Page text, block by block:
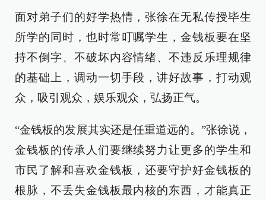
面对弟子们的好学热情，张徐在无私传授毕生
所学的同时，也时常叮嘱学生，金钱板要在坚
持不倒字、不破坏内容情绪、不违反乐理规律
的基础上，调动一切手段，讲好故事，打动观
众，吸引观众，娱乐观众，弘扬正气。
“金钱板的发展其实还是任重道远的。”张徐说，
金钱板的传承人们要继续努力让更多的学生和
市民了解和喜欢金钱板，还要守护好金钱板的
根脉，不丢失金钱板最内核的东西，才能真正